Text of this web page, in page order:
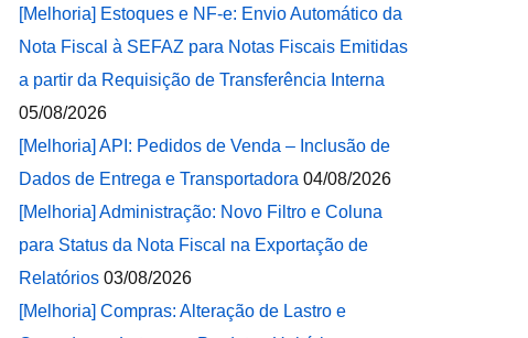
[Melhoria] Estoques e NF-e: Envio Automático da
Nota Fiscal à SEFAZ para Notas Fiscais Emitidas
a partir da Requisição de Transferência Interna
05/08/2026
[Melhoria] API: Pedidos de Venda – Inclusão de
Dados de Entrega e Transportadora 04/08/2026
[Melhoria] Administração: Novo Filtro e Coluna
para Status da Nota Fiscal na Exportação de
Relatórios 03/08/2026
[Melhoria] Compras: Alteração de Lastro e